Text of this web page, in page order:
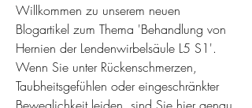
Willkommen zu unserem neuen
Blogartikel zum Thema 'Behandlung von
Hernien der Lendenwirbelsäule L5 S1'.
Wenn Sie unter Rückenschmerzen,
Taubheitsgefühlen oder eingeschränkter